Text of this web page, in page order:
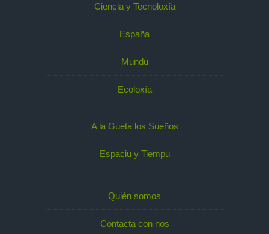
Ciencia y Tecnoloxía
España
Mundu
Ecoloxía
A la Gueta los Sueños
Espaciu y Tiempu
Quién somos
Contacta con nos